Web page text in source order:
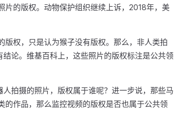
的版权。动物保护组织继续上诉，2018年，美
版权，只是认为猴子没有版权。那么，非人类拍
论。维基百科上，这些照片的版权标注是公共领
拍摄的照片，版权属于谁呢？进一步说，那些马
作品，那么监控视频的版权是否也属于公共领